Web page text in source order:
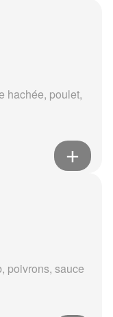
hachée, poulet,
poivrons, sauce